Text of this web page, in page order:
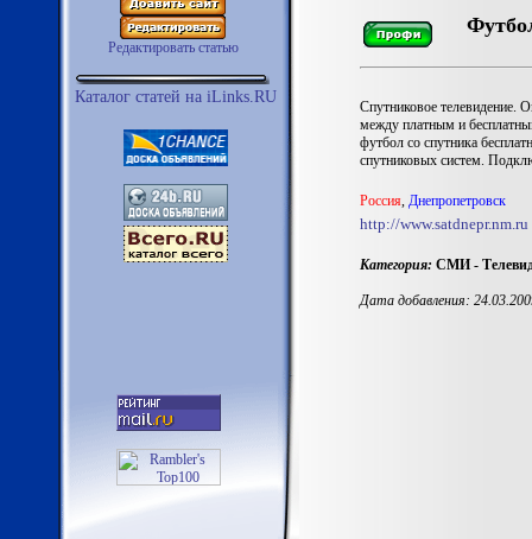
Редактировать статью
Каталог статей на iLinks.RU
Спутниковое телевидение.
между платным и
футбол со спутника
спутниковых систем.
Роccия, Днепропетровск
http://www.satdnepr.nm.ru
Категория: СМИ -
Дата добавления: